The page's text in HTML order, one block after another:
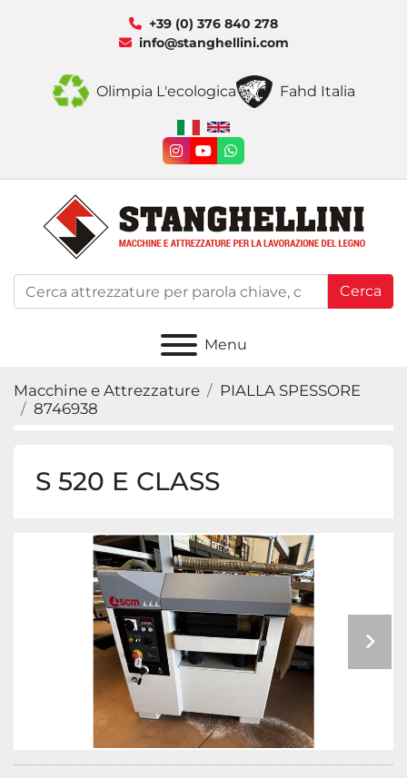
+39 (0) 376 840 278
info@stanghellini.com
Olimpia L'ecologica Fahd Italia
instagram
youtubewhatsapp
Cerca
Menu
Macchine e Attrezzature
PIALLA SPESSORE
8746938
S 520 E CLASS